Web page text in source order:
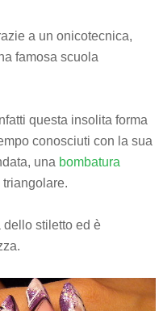
a un onicotecnica,
famosa scuola
questa insolita forma
conosciuti con la sua
una bombatura
dello stiletto ed è